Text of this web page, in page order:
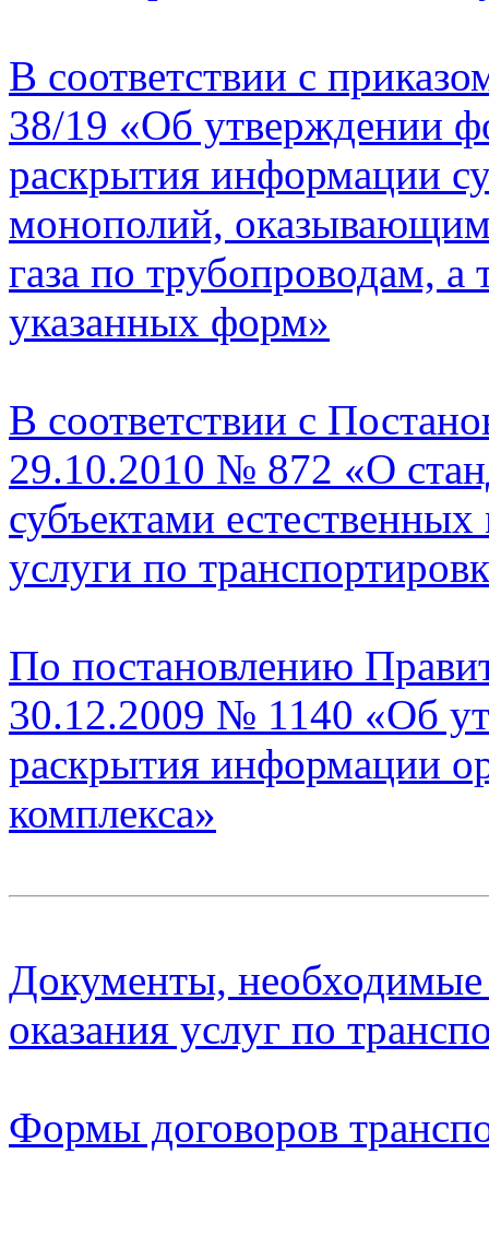
В соответствии с
38/19 «Об утверждении
раскрытия информации
монополий,
газа по трубопроводам, а
указанных форм»
В соответствии с
29.10.2010 № 872 «О
субъектами
услуги по
По постановлению
30.12.2009 № 1140 «Об
раскрытия информации
комплекса»
Документы, необходимые
оказания услуг по
Формы договоров